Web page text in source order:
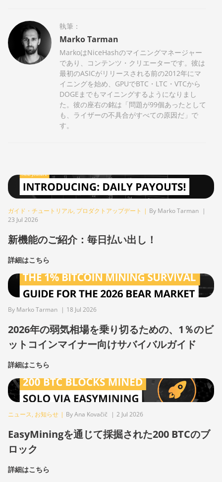
執筆：
Marko Tarman
MarkoはNiceHashのマイニングマネージャー
であり、コンテンツ・クリエーターです。彼は
最初のASICがリリースされる前の2012年にマ
イニングを始め、GPUでBTC・LTC・VTCから
DOGEまでもマイニングするようになりまし
た。彼の座右の銘は「問題が99個あったとして
も、ライザーの不具合がすべての原因だ」で
す。
ガイド・チュートリアル, プロダクトアップデート | By Marko Tarman |
23 Jul 2026
新機能のご紹介：毎日払い出し！
詳細はこちら
By Marko Tarman | 18 Jul 2026
2026年の弱気相場を乗り切るための、1％のビ
ットコインマイナー向けサバイバルガイド
詳細はこちら
ニュース, お知らせ | By Ana Kovačič | 2 Jul 2026
EasyMiningを通じて採掘された200 BTCのブ
ロック
詳細はこちら